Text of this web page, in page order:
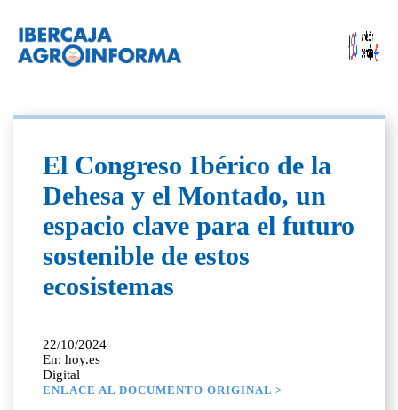
El Congreso Ibérico de la
Dehesa y el Montado, un
espacio clave para el futuro
sostenible de estos
ecosistemas
22/10/2024
En: hoy.es
Digital
ENLACE AL DOCUMENTO ORIGINAL >